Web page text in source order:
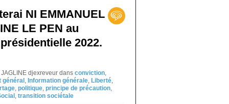
NI EMMANUEL
LE PEN au
2022.
djexreveur dans conviction,
général , Information générale, Liberté,
, politique, principe de précaution,
, transition sociétale